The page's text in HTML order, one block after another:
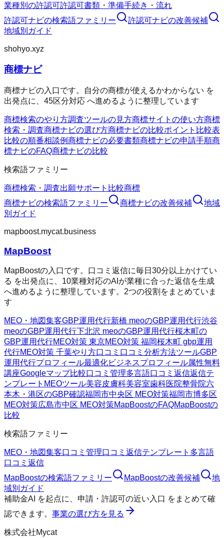
業種別の許認可許認可書類・準備手続き・流れ
許認可ナビの検索語ファミリー 許認可ナビの改善候補
地域別ガイド
shohyo.xyz
商標ナビ
商標ナビの入口です。自分の商標が使えるかわからない を
出発点に、45区分対応 へ進めるように整理しています
商標検索のやり方調査ツールの見方商標サイトの使い方商標
検索・調査商標ナビの選び方商標ナビの比較ポイント 比較表
比較の順番相談例商標ナビの必要書類商標ナビの申請手順商
標ナビのFAQ商標ナビの比較
検索語ファミリー
商標検索・調査出願サポート 比較商標
商標ナビの検索語ファミリー 商標ナビの改善候補
地域
別ガイド
mapboost.mycat.business
MapBoost
MapBoostの入口です。口コミ返信に毎日30分以上かけてい
る を出発点に、10業種対応のAIが業種に合った返信を生成
へ進めるように整理しています。2つの役割をまとめていま
す
MEO・地図集客GBP運用代行新橋 meoのGBP運用代行渋谷
meoのGBP運用代行下北沢 meoのGBP運用代行桜木町の
GBP運用代行MEO対策 東京MEO対策 福岡桜木町 gbp運用
代行MEO対策 千葉やり方口コミ 口コミ分析方法ツールGBP
運用代行プロフィール最適化ビジネスプロフィール属性無料
講座Googleマップ比較口コミ管理多言語口コミ返信返信テ
ンプレート MEOツール美容皮膚科美容室歯科医院整骨院六
本木・港区のGBP確認福岡市中央区 MEO対策福岡市博多区
MEO対策広島市中区 MEO対策MapBoostのFAQMapBoostの
比較
検索語ファミリー
MEO・地図集客口コミ管理口コミ返信テンプレート 多言語
口コミ返信
MapBoostの検索語ファミリー MapBoostの改善候補
地
域別ガイド
補助金AI
を起点に、 申請・許認可の近い入口 をまとめて確
認できます。 事業の選び方を見る
株式会社Mycat